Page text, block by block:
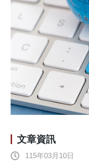
文章資訊
115年03月10日